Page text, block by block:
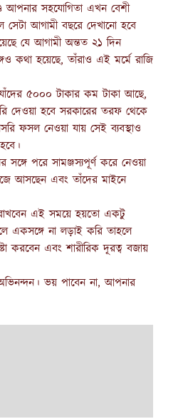
আপনার সহযোগিতা এখন বেশী
আগামী বছরে দেখানো হবে
যে আগামী অন্তত ২১ দিন
কথা হয়েছে, তাঁরাও এই মর্মে রাজি
৫০০০ টাকার কম টাকা আছে,
দেওয়া হবে সরকারের তরফ থেকে
ফসল নেওয়া যায় সেই ব্যবস্থাও
সঙ্গে পরে সামঞ্জস্যপূর্ণ করে নেওয়া
আসছেন এবং তাঁদের মাইনে
রাখবেন এই সময়ে হয়তো একটু
একসঙ্গে না লড়াই করি তাহলে
করবেন এবং শারীরিক দূরত্ব বজায়
ভয় পাবেন না, আপনার